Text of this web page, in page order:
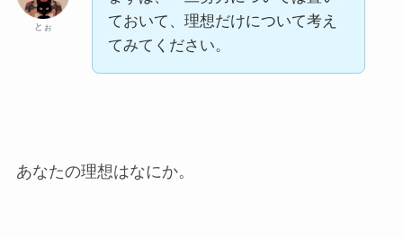
とぉ
ておいて、理想だけについて考え
てみてください。
あなたの理想はなにか。